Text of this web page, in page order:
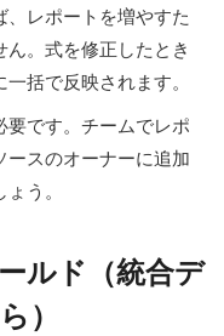
レポートを増やすた
。式を修正したとき
括で反映されます。
です。チームでレポ
ースのオーナーに追加
う。
ルド（統合デ
）